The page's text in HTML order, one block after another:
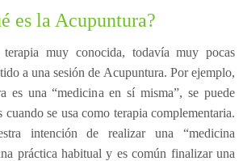
de acupuntura?
es la Acupuntura?
muy conocida, todavía muy pocas
a una sesión de Acupuntura. Por ejemplo,
es una “medicina en sí misma”, se puede
se usa como terapia complementaria.
intención de realizar una “medicina
práctica habitual y es común finalizar una